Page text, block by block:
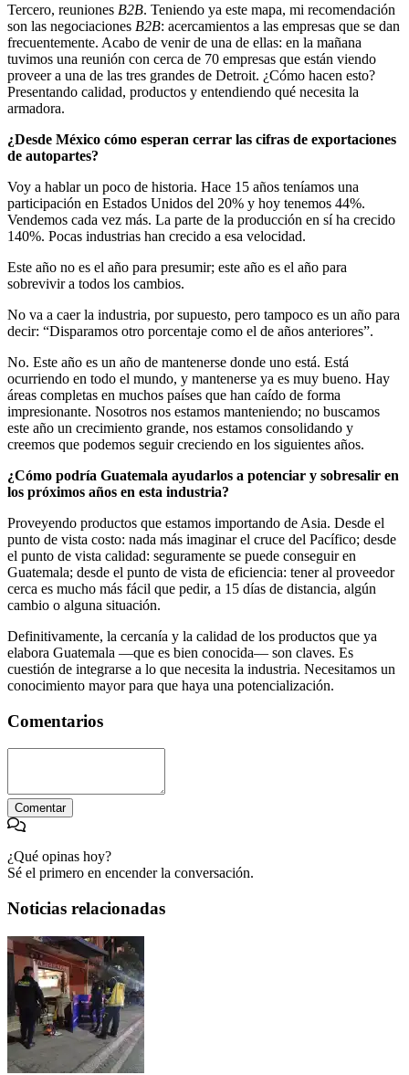
Tercero, reuniones B2B. Teniendo ya este mapa, mi recomendación
son las negociaciones B2B: acercamientos a las empresas que se dan
frecuentemente. Acabo de venir de una de ellas: en la mañana
tuvimos una reunión con cerca de 70 empresas que están viendo
proveer a una de las tres grandes de Detroit. ¿Cómo hacen esto?
Presentando calidad, productos y entendiendo qué necesita la
armadora.
¿Desde México cómo esperan cerrar las cifras de exportaciones
de autopartes?
Voy a hablar un poco de historia. Hace 15 años teníamos una
participación en Estados Unidos del 20% y hoy tenemos 44%.
Vendemos cada vez más. La parte de la producción en sí ha crecido
140%. Pocas industrias han crecido a esa velocidad.
Este año no es el año para presumir; este año es el año para
sobrevivir a todos los cambios.
No va a caer la industria, por supuesto, pero tampoco es un año para
decir: “Disparamos otro porcentaje como el de años anteriores”.
No. Este año es un año de mantenerse donde uno está. Está
ocurriendo en todo el mundo, y mantenerse ya es muy bueno. Hay
áreas completas en muchos países que han caído de forma
impresionante. Nosotros nos estamos manteniendo; no buscamos
este año un crecimiento grande, nos estamos consolidando y
creemos que podemos seguir creciendo en los siguientes años.
¿Cómo podría Guatemala ayudarlos a potenciar y sobresalir en
los próximos años en esta industria?
Proveyendo productos que estamos importando de Asia. Desde el
punto de vista costo: nada más imaginar el cruce del Pacífico; desde
el punto de vista calidad: seguramente se puede conseguir en
Guatemala; desde el punto de vista de eficiencia: tener al proveedor
cerca es mucho más fácil que pedir, a 15 días de distancia, algún
cambio o alguna situación.
Definitivamente, la cercanía y la calidad de los productos que ya
elabora Guatemala —que es bien conocida— son claves. Es
cuestión de integrarse a lo que necesita la industria. Necesitamos un
conocimiento mayor para que haya una potencialización.
Comentarios
Comentar
¿Qué opinas hoy?
Sé el primero en encender la conversación.
Noticias relacionadas